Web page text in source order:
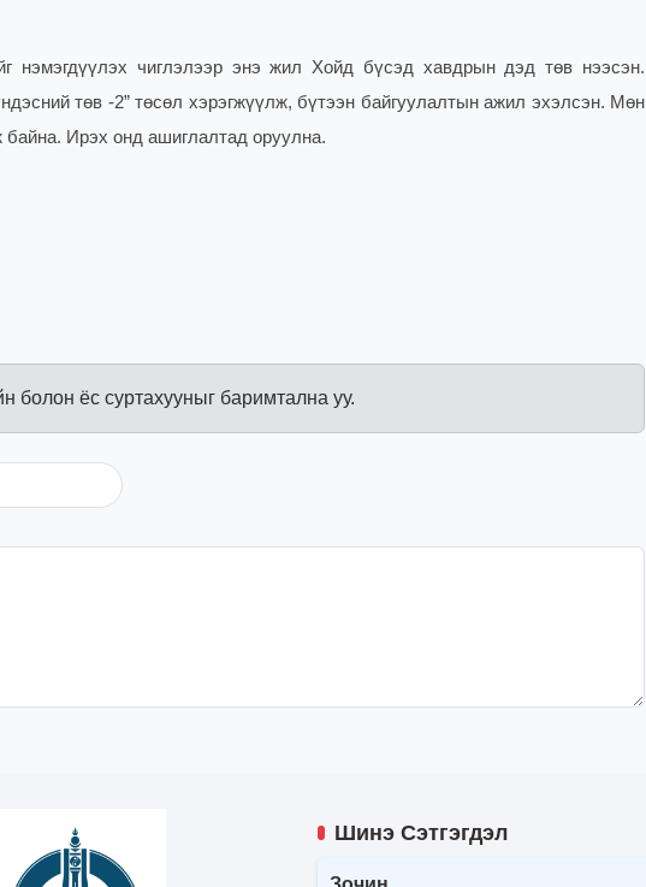
нэмэгдүүлэх чиглэлээр энэ жил Хойд бүсэд хавдрын дэд төв нээсэн.
төв -2” төсөл хэрэгжүүлж, бүтээн байгуулалтын ажил эхэлсэн. Мөн
байна. Ирэх онд ашиглалтад оруулна.
болон ёс суртахууныг баримтална уу.
Шинэ Сэтгэгдэл